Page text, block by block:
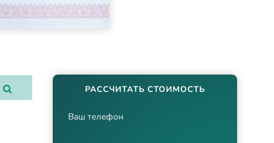
РАССЧИТАТЬ СТОИМОСТЬ
Ваш телефон